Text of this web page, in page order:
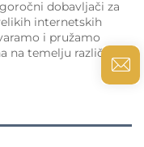
dobavljači za
internetskih
i pružamo
na temelju različitih